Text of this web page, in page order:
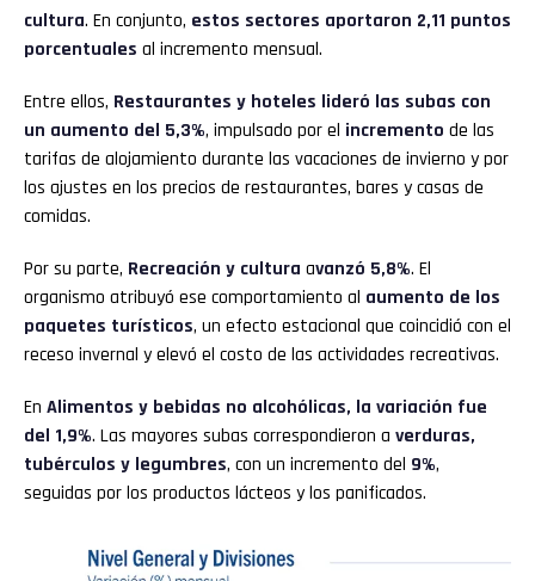
cultura. En conjunto, estos sectores aportaron 2,11 puntos
porcentuales al incremento mensual.
Entre ellos, Restaurantes y hoteles lideró las subas con
un aumento del 5,3%, impulsado por el incremento de las
tarifas de alojamiento durante las vacaciones de invierno y por
los ajustes en los precios de restaurantes, bares y casas de
comidas.
Por su parte, Recreación y cultura avanzó 5,8%. El
organismo atribuyó ese comportamiento al aumento de los
paquetes turísticos, un efecto estacional que coincidió con el
receso invernal y elevó el costo de las actividades recreativas.
En Alimentos y bebidas no alcohólicas, la variación fue
del 1,9%. Las mayores subas correspondieron a verduras,
tubérculos y legumbres, con un incremento del 9%,
seguidas por los productos lácteos y los panificados.